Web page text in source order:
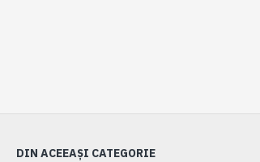
DIN ACEEAȘI CATEGORIE